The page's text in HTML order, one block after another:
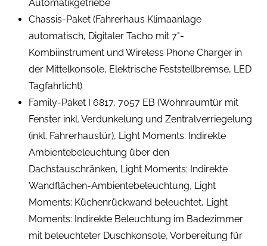
Automatikgetriebe
Chassis-Paket (Fahrerhaus Klimaanlage
automatisch, Digitaler Tacho mit 7"-
Kombiinstrument und Wireless Phone Charger in
der Mittelkonsole, Elektrische Feststellbremse, LED
Tagfahrlicht)
Family-Paket I 6817, 7057 EB (Wohnraumtür mit
Fenster inkl. Verdunkelung und Zentralverriegelung
(inkl. Fahrerhaustür), Light Moments: Indirekte
Ambientebeleuchtung über den
Dachstauschränken, Light Moments: Indirekte
Wandflächen-Ambientebeleuchtung, Light
Moments: Küchenrückwand beleuchtet, Light
Moments: Indirekte Beleuchtung im Badezimmer
mit beleuchteter Duschkonsole, Vorbereitung für